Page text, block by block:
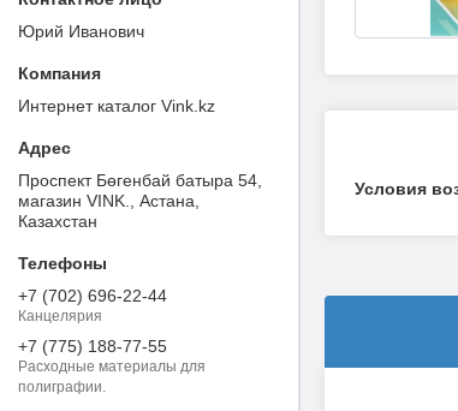
Юрий Иванович
Интернет каталог Vink.kz
Проспект Бөгенбай батыра 54,
магазин VINK., Астана,
Казахстан
+7 (702) 696-22-44
Канцелярия
+7 (775) 188-77-55
Расходные материалы для
полиграфии.